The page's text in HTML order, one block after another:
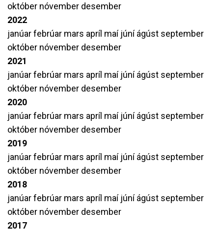
október nóvember desember
2022
janúarfebrúar mars apríl maí júníágúst september
október nóvember desember
2021
janúarfebrúar mars apríl maí júníágúst september
október nóvember desember
2020
janúarfebrúar mars apríl maí júníágúst september
október nóvember desember
2019
janúarfebrúar mars apríl maí júníágúst september
október nóvember desember
2018
janúarfebrúar mars apríl maí júníágúst september
október nóvember desember
2017